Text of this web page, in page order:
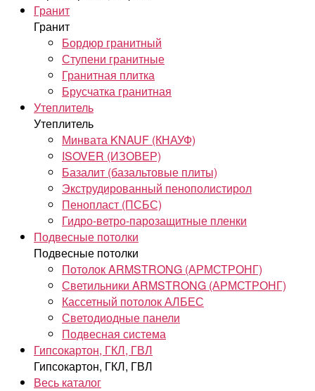
Гранит
Гранит
Бордюр гранитный
Ступени гранитные
Гранитная плитка
Брусчатка гранитная
Утеплитель
Утеплитель
Минвата KNAUF (КНАУФ)
ISOVER (ИЗОВЕР)
Базалит (базальтовые плиты)
Экструдированный пенополистирол
Пенопласт (ПСБС)
Гидро-ветро-парозащитные пленки
Подвесные потолки
Подвесные потолки
Потолок ARMSTRONG (АРМСТРОНГ)
Светильники ARMSTRONG (АРМСТРОНГ)
Кассетный потолок АЛБЕС
Светодиодные панели
Подвесная система
Гипсокартон, ГКЛ, ГВЛ
Гипсокартон, ГКЛ, ГВЛ
Весь каталог